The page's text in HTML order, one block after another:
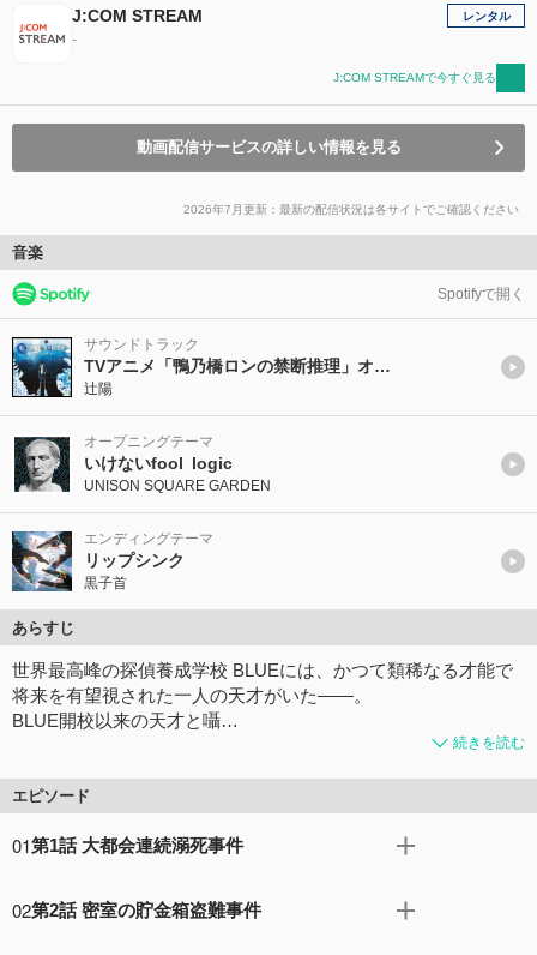
J:COM STREAM
-
レンタル
J:COM STREAMで今すぐ見る
動画配信サービスの詳しい情報を見る
2026年7月更新：最新の配信状況は各サイトでご確認ください
音楽
Spotifyで開く
サウンドトラック
TVアニメ「鴨乃橋ロンの禁断推理」オリジナルサウンドトラック
辻陽
オープニングテーマ
いけないfool logic
UNISON SQUARE GARDEN
エンディングテーマ
リップシンク
黒子首
あらすじ
世界最高峰の探偵養成学校 BLUEには、かつて類稀なる才能で
将来を有望視された一人の天才がいた――。
BLUE開校以来の天才と囁…
続きを読む
エピソード
01第1話 大都会連続溺死事件
事の一色都々丸・通称「トト」は失敗続きで、上司の雨宮
02第2話 密室の貯金箱盗難事件